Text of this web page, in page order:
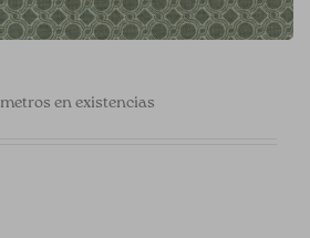
metros en existencias